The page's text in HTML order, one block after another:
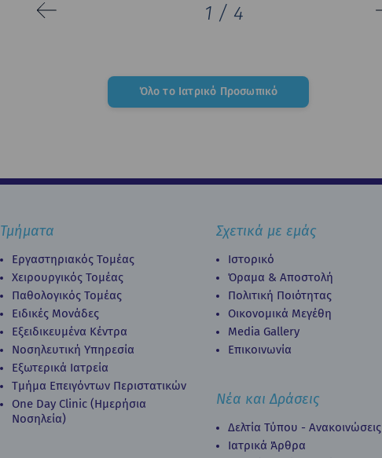
1 / 4
Όλο το Ιατρικό Προσωπικό
Τμήματα
Εργαστηριακός Τομέας
Χειρουργικός Τομέας
Παθολογικός Τομέας
Ειδικές Μονάδες
Εξειδικευμένα Κέντρα
Νοσηλευτική Υπηρεσία
Εξωτερικά Ιατρεία
Τμήμα Επειγόντων Περιστατικών
Οne Day Clinic (Ημερήσια
Νοσηλεία)
Σχετικά με εμάς
Ιστορικό
Όραμα & Αποστολή
Πολιτική Ποιότητας
Οικονομικά Μεγέθη
Media Gallery
Επικοινωνία
Νέα και Δράσεις
Δελτία Τύπου - Ανακοινώσεις
Ιατρικά Άρθρα